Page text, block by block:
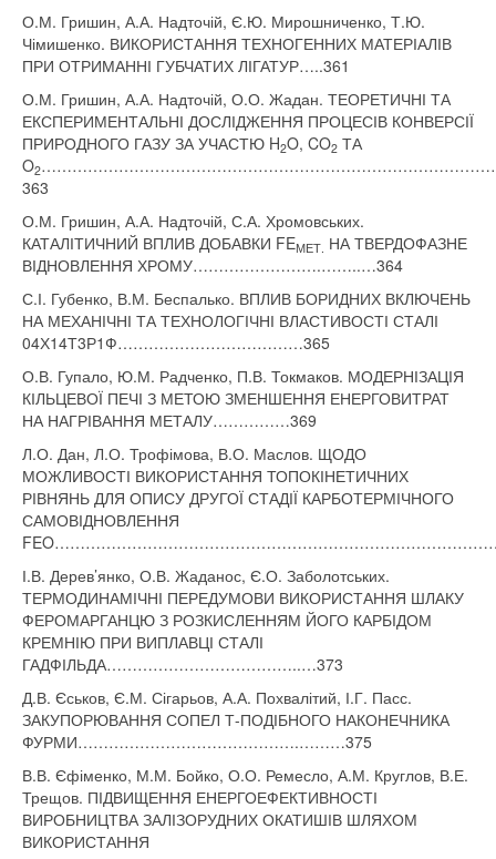
О.М. Гришин, А.А. Надточій, Є.Ю. Мирошниченко, Т.Ю.
Чімишенко. ВИКОРИСТАННЯ ТЕХНОГЕННИХ МАТЕРІАЛІВ
ПРИ ОТРИМАННІ ГУБЧАТИХ ЛІГАТУР…..361
О.М. Гришин, А.А. Надточій, О.О. Жадан. ТЕОРЕТИЧНІ ТА
ЕКСПЕРИМЕНТАЛЬНІ ДОСЛІДЖЕННЯ ПРОЦЕСІВ КОНВЕРСІЇ
ПРИРОДНОГО ГАЗУ ЗА УЧАСТЮ H2O, CO2 ТА
O2
363
О.М. Гришин, А.А. Надточій, С.А. Хромовських.
КАТАЛІТИЧНИЙ ВПЛИВ ДОБАВКИ FEМЕТ. НА ТВЕРДОФАЗНЕ
ВІДНОВЛЕННЯ ХРОМУ…………………….……..…364
С.І. Губенко, В.М. Беспалько. ВПЛИВ БОРИДНИХ ВКЛЮЧЕНЬ
НА МЕХАНІЧНІ ТА ТЕХНОЛОГІЧНІ ВЛАСТИВОСТІ СТАЛІ
04Х14Т3Р1Ф………………………………365
О.В. Гупало, Ю.М. Радченко, П.В. Токмаков. МОДЕРНІЗАЦІЯ
КІЛЬЦЕВОЇ ПЕЧІ З МЕТОЮ ЗМЕНШЕННЯ ЕНЕРГОВИТРАТ
НА НАГРІВАННЯ МЕТАЛУ……………369
Л.О. Дан, Л.О. Трофімова, В.О. Маслов. ЩОДО
МОЖЛИВОСТІ ВИКОРИСТАННЯ ТОПОКІНЕТИЧНИХ
РІВНЯНЬ ДЛЯ ОПИСУ ДРУГОЇ СТАДІЇ КАРБОТЕРМІЧНОГО
САМОВІДНОВЛЕННЯ
І.В. Дерев’янко, О.В. Жаданос, Є.О. Заболотських.
ТЕРМОДИНАМІЧНІ ПЕРЕДУМОВИ ВИКОРИСТАННЯ ШЛАКУ
ФЕРОМАРГАНЦЮ З РОЗКИСЛЕННЯМ ЙОГО КАРБІДОМ
КРЕМНІЮ ПРИ ВИПЛАВЦІ СТАЛІ
ГАДФІЛЬДА………………………………..…373
Д.В. Єськов, Є.М. Сігарьов, А.А. Похвалітий, І.Г. Пасс.
ЗАКУПОРЮВАННЯ СОПЕЛ Т-ПОДІБНОГО НАКОНЕЧНИКА
ФУРМИ…………………………………….………375
В.В. Єфіменко, М.М. Бойко, О.О. Ремесло, А.М. Круглов, В.Е.
Трещов. ПІДВИЩЕННЯ ЕНЕРГОЕФЕКТИВНОСТІ
ВИРОБНИЦТВА ЗАЛІЗОРУДНИХ ОКАТИШІВ ШЛЯХОМ
ВИКОРИСТАННЯ